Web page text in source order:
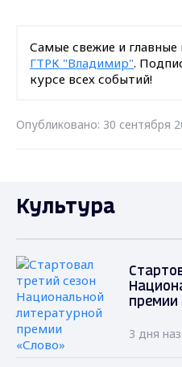
Самые свежие и главные
ГТРК "Владимир".
курсе всех событий!
Опубликовано: 30 сентября
Культура
премии
3 дня